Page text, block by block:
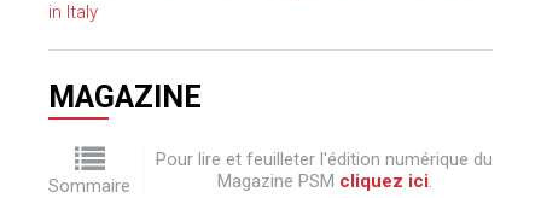
in Italy
MAGAZINE
Sommaire
Pour lire et feuilleter l'édition numérique du
Magazine PSM cliquez ici.